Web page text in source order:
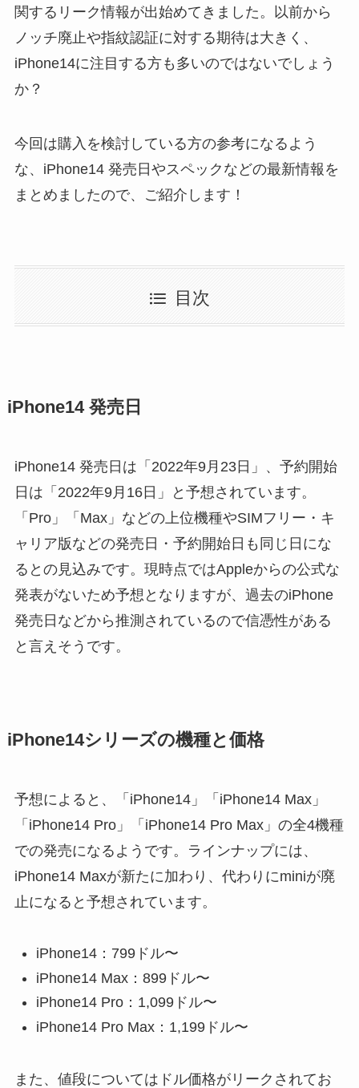
関するリーク情報が出始めてきました。以前から
ノッチ廃止や指紋認証に対する期待は大きく、
iPhone14に注目する方も多いのではないでしょう
か？
今回は購入を検討している方の参考になるよう
な、iPhone14 発売日やスペックなどの最新情報を
まとめましたので、ご紹介します！
目次
iPhone14 発売日
iPhone14 発売日は「2022年9月23日」、予約開始
日は「2022年9月16日」と予想されています。
「Pro」「Max」などの上位機種やSIMフリー・キ
ャリア版などの発売日・予約開始日も同じ日にな
るとの見込みです。現時点ではAppleからの公式な
発表がないため予想となりますが、過去のiPhone
発売日などから推測されているので信憑性がある
と言えそうです。
iPhone14シリーズの機種と価格
予想によると、「iPhone14」「iPhone14 Max」
「iPhone14 Pro」「iPhone14 Pro Max」の全4機種
での発売になるようです。ラインナップには、
iPhone14 Maxが新たに加わり、代わりにminiが廃
止になると予想されています。
iPhone14：799ドル〜
iPhone14 Max：899ドル〜
iPhone14 Pro：1,099ドル〜
iPhone14 Pro Max：1,199ドル〜
また、値段についてはドル価格がリークされてお